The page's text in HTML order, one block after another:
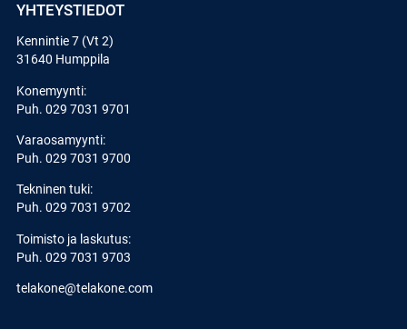
YHTEYSTIEDOT
Kennintie 7 (Vt 2)
31640 Humppila
Konemyynti:
Puh. 029 7031 9701
Varaosamyynti:
Puh. 029 7031 9700
Tekninen tuki:
Puh. 029 7031 9702
Toimisto ja laskutus:
Puh. 029 7031 9703
telakone@telakone.com